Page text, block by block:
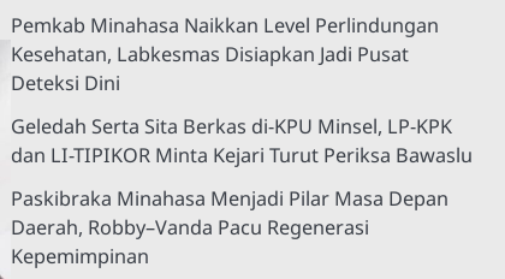
Pemkab Minahasa Naikkan Level Perlindungan
Kesehatan, Labkesmas Disiapkan Jadi Pusat
Deteksi Dini
Geledah Serta Sita Berkas di-KPU Minsel, LP-KPK
dan LI-TIPIKOR Minta Kejari Turut Periksa Bawaslu
Paskibraka Minahasa Menjadi Pilar Masa Depan
Daerah, Robby–Vanda Pacu Regenerasi
Kepemimpinan